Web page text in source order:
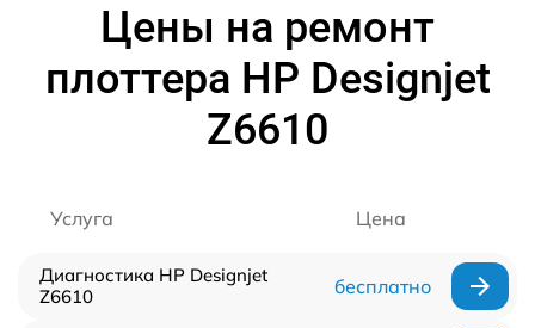
Цены на ремонт
плоттера HP Designjet
Z6610
Услуга Цена
Диагностика HP Designjet
Z6610
бесплатно